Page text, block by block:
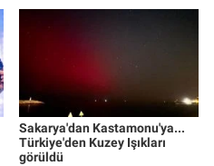
Sakarya'dan Kastamonu'ya...
Türkiye'den Kuzey Işıkları
görüldü